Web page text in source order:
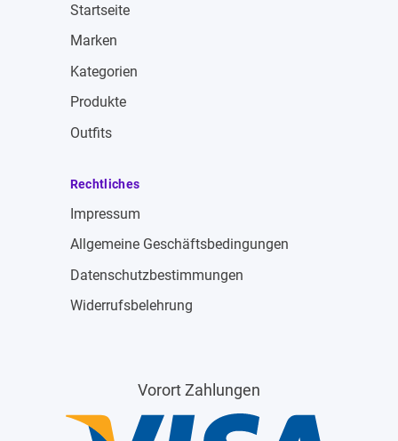
Startseite
Marken
Kategorien
Produkte
Outfits
Rechtliches
Impressum
Allgemeine Geschäftsbedingungen
Datenschutzbestimmungen
Widerrufsbelehrung
Vorort Zahlungen